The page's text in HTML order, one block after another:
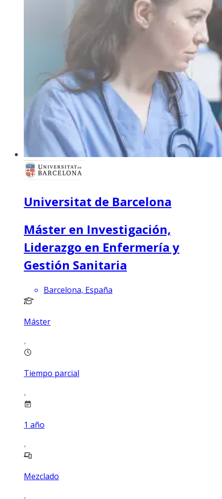
Universitat de Barcelona
Máster en Investigación,
Liderazgo en Enfermería y
Gestión Sanitaria
Barcelona, España
Máster
Tiempo parcial
1 año
Mezclado